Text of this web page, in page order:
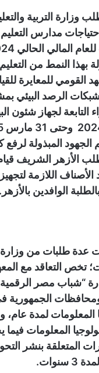
التربية
احتياجات مدارس
بهذا النمط من
القومي للمعايرة
لشبكات الرصد البيئي
التابعة لجهاز شئون
الجهود المبذولة
الأزهر الشريف قيام
الأصناف اللازمة
الوافدين بالأزهر.
عدة طلبات من وزارة
تخص التعاقد مع
“شباب مصر
ومحافظات الجمهورية
المعلومات لمدة عام،
المعلومات
المتعلقة بنشر